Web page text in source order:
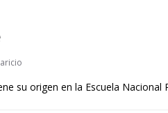
su origen en la Escuela Nacional